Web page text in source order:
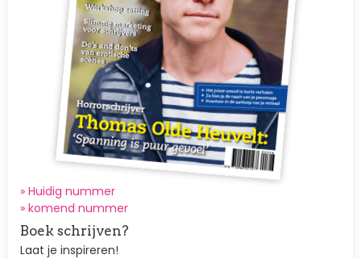
» Huidig nummer
» komend nummer
Boek schrijven?
Laat je inspireren!